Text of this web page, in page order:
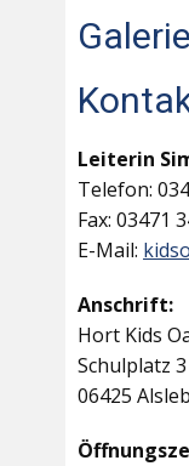
Galerie
Leiterin
Telefon:
Fax: 03471
E-Mail:
Anschrift:
Hort Kids
Schulplatz 3
06425